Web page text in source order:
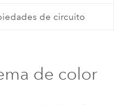
de circuito
de color